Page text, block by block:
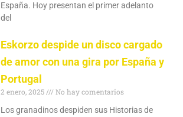
España. Hoy presentan el primer adelanto
del
Eskorzo despide un disco cargado
de amor con una gira por España y
Portugal
2 enero, 2025
No hay comentarios
Los granadinos despiden sus Historias de